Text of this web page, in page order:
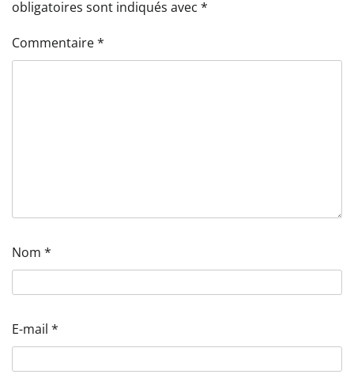
obligatoires sont indiqués avec *
Commentaire*
Nom *
E-mail *